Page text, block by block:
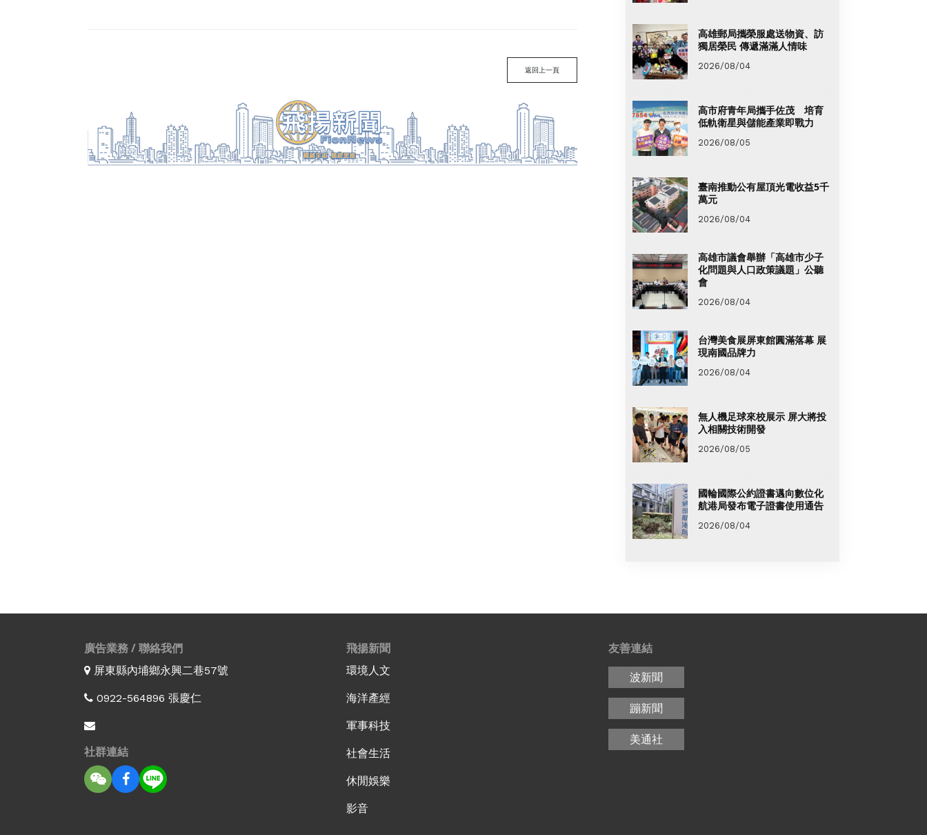
返回上一頁
高雄郵局攜榮服處送物資、訪
獨居榮民 傳遞滿滿人情味
2026/08/04
高市府青年局攜手佐茂 培育
低軌衛星與儲能產業即戰力
2026/08/05
臺南推動公有屋頂光電收益5千
萬元
2026/08/04
高雄市議會舉辦「高雄市少子
化問題與人口政策議題」公聽
會
2026/08/04
台灣美食展屏東館圓滿落幕 展
現南國品牌力
2026/08/04
無人機足球來校展示 屏大將投
入相關技術開發
2026/08/05
國輪國際公約證書邁向數位化
航港局發布電子證書使用通告
2026/08/04
廣告業務 / 聯絡我們
屏東縣內埔鄉永興二巷57號
0922-564896 張慶仁
社群連結
飛揚新聞
環境人文
海洋產經
軍事科技
社會生活
休閒娛樂
影音
友善連結
波新聞
蹦新聞
美通社